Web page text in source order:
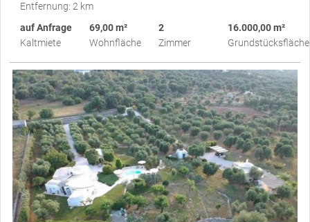
Entfernung: 2 km
auf Anfrage
Kaltmiete
69,00 m²
Wohnfläche
2
Zimmer
16.000,00 m²
Grundstücksfläche